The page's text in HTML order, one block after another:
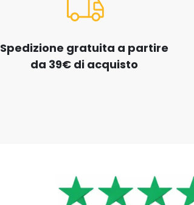
Spedizione gratuita a partire
da 39€ di acquisto